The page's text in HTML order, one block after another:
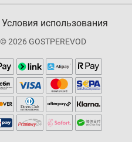
Условия использования
GOSTPEREVOD